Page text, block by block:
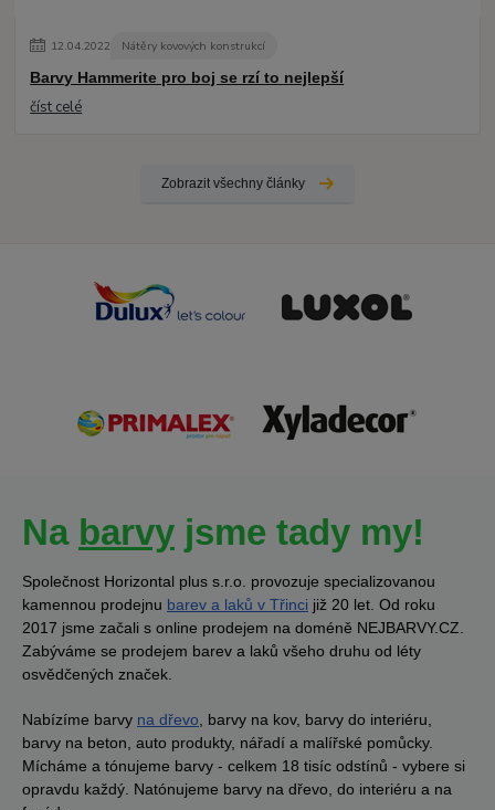
12.04.2022 Nátěry kovových konstrukcí
Barvy Hammerite pro boj se rzí to nejlepší
číst celé
Zobrazit všechny články
Na barvy jsme tady my!
Společnost Horizontal plus s.r.o. provozuje specializovanou
kamennou prodejnu barev a laků v Třinci již 20 let. Od roku
2017 jsme začali s online prodejem na doméně NEJBARVY.CZ.
Zabýváme se prodejem barev a laků všeho druhu od léty
osvědčených značek.
Nabízíme barvy na dřevo , barvy na kov, barvy do interiéru,
barvy na beton, auto produkty, nářadí a malířské pomůcky.
Mícháme a tónujeme barvy - celkem 18 tisíc odstínů - vybere si
opravdu každý. Natónujeme barvy na dřevo, do interiéru a na